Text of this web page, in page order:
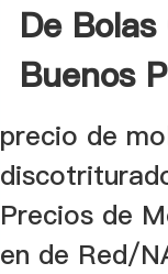
De
Buenos
precio de
Precios de
en de Red/